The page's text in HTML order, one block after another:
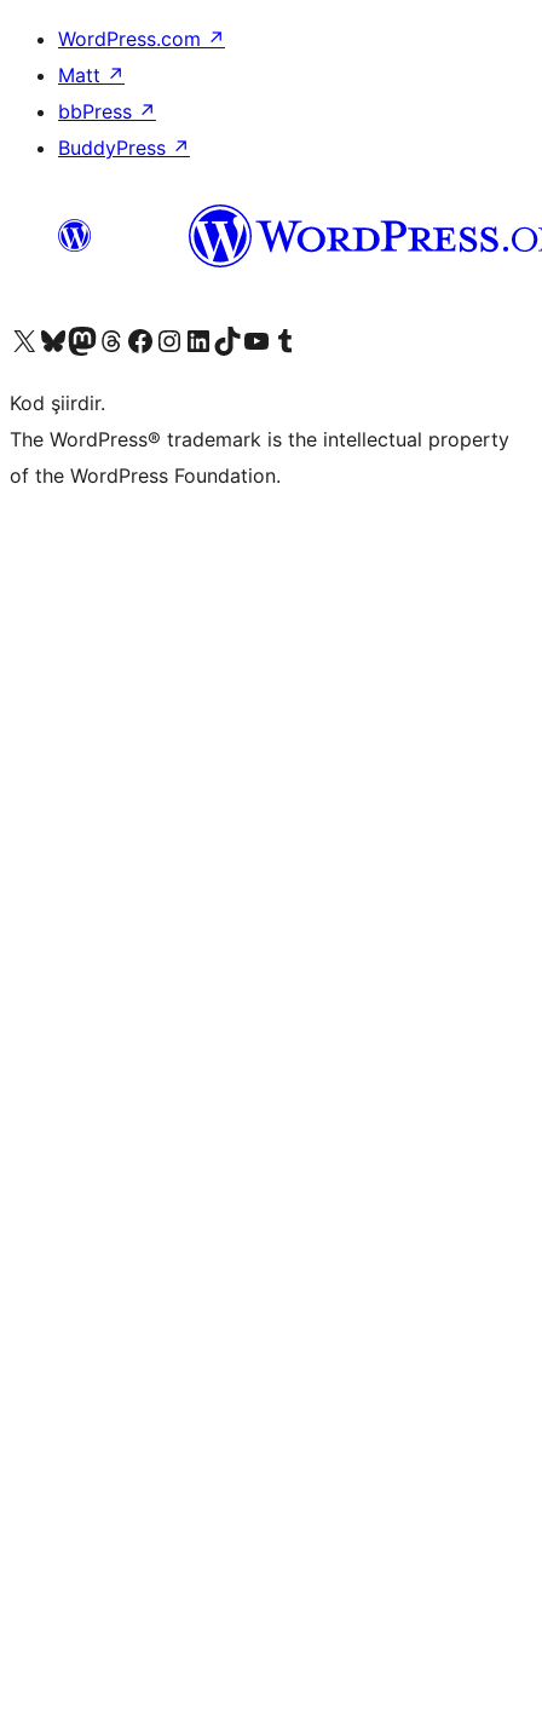
WordPress.com ↗
Matt ↗
bbPress ↗
BuddyPress ↗
X (eski Twitter) hesabımıza bakın
Bluesky hesabımızı ziyaret edinMastodon hesabımızı ziyaret edinThreads hesabımızı ziyaret edinFacebook sayfamızı ziyaret edinInstagram hesabımızı ziyaret edinLinkedIn hesabımızı ziyaret edinTikTok hesabımızı ziyaret edinYouTube kanalımızı ziyaret edinTumblr hesabımızı ziyaret edin
Kod şiirdir.
The WordPress® trademark is the intellectual property
of the WordPress Foundation.